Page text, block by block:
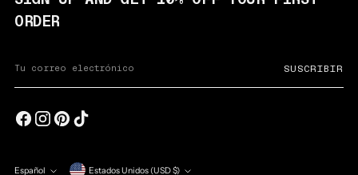
ORDER
correo
electrónico
SUSCRIBIR
Español Estados Unidos (USD $)